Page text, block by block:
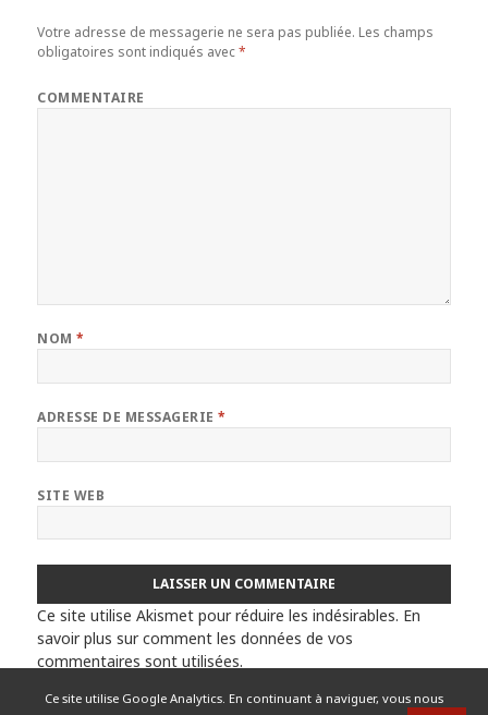
Ce site utilise Google Analytics. En continuant à naviguer, vous nous
Votre adresse de messagerie ne sera pas publiée. Les champs
obligatoires sont indiqués avec*
COMMENTAIRE
NOM*
ADRESSE DE MESSAGERIE*
SITE WEB
Ce site utilise Akismet pour réduire les indésirables. En
savoir plus sur comment les données de vos
commentaires sont utilisées.